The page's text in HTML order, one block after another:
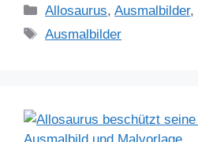
Kategorien
Allosaurus,Ausmalbilder,
Schlagwörter
Ausmalbilder